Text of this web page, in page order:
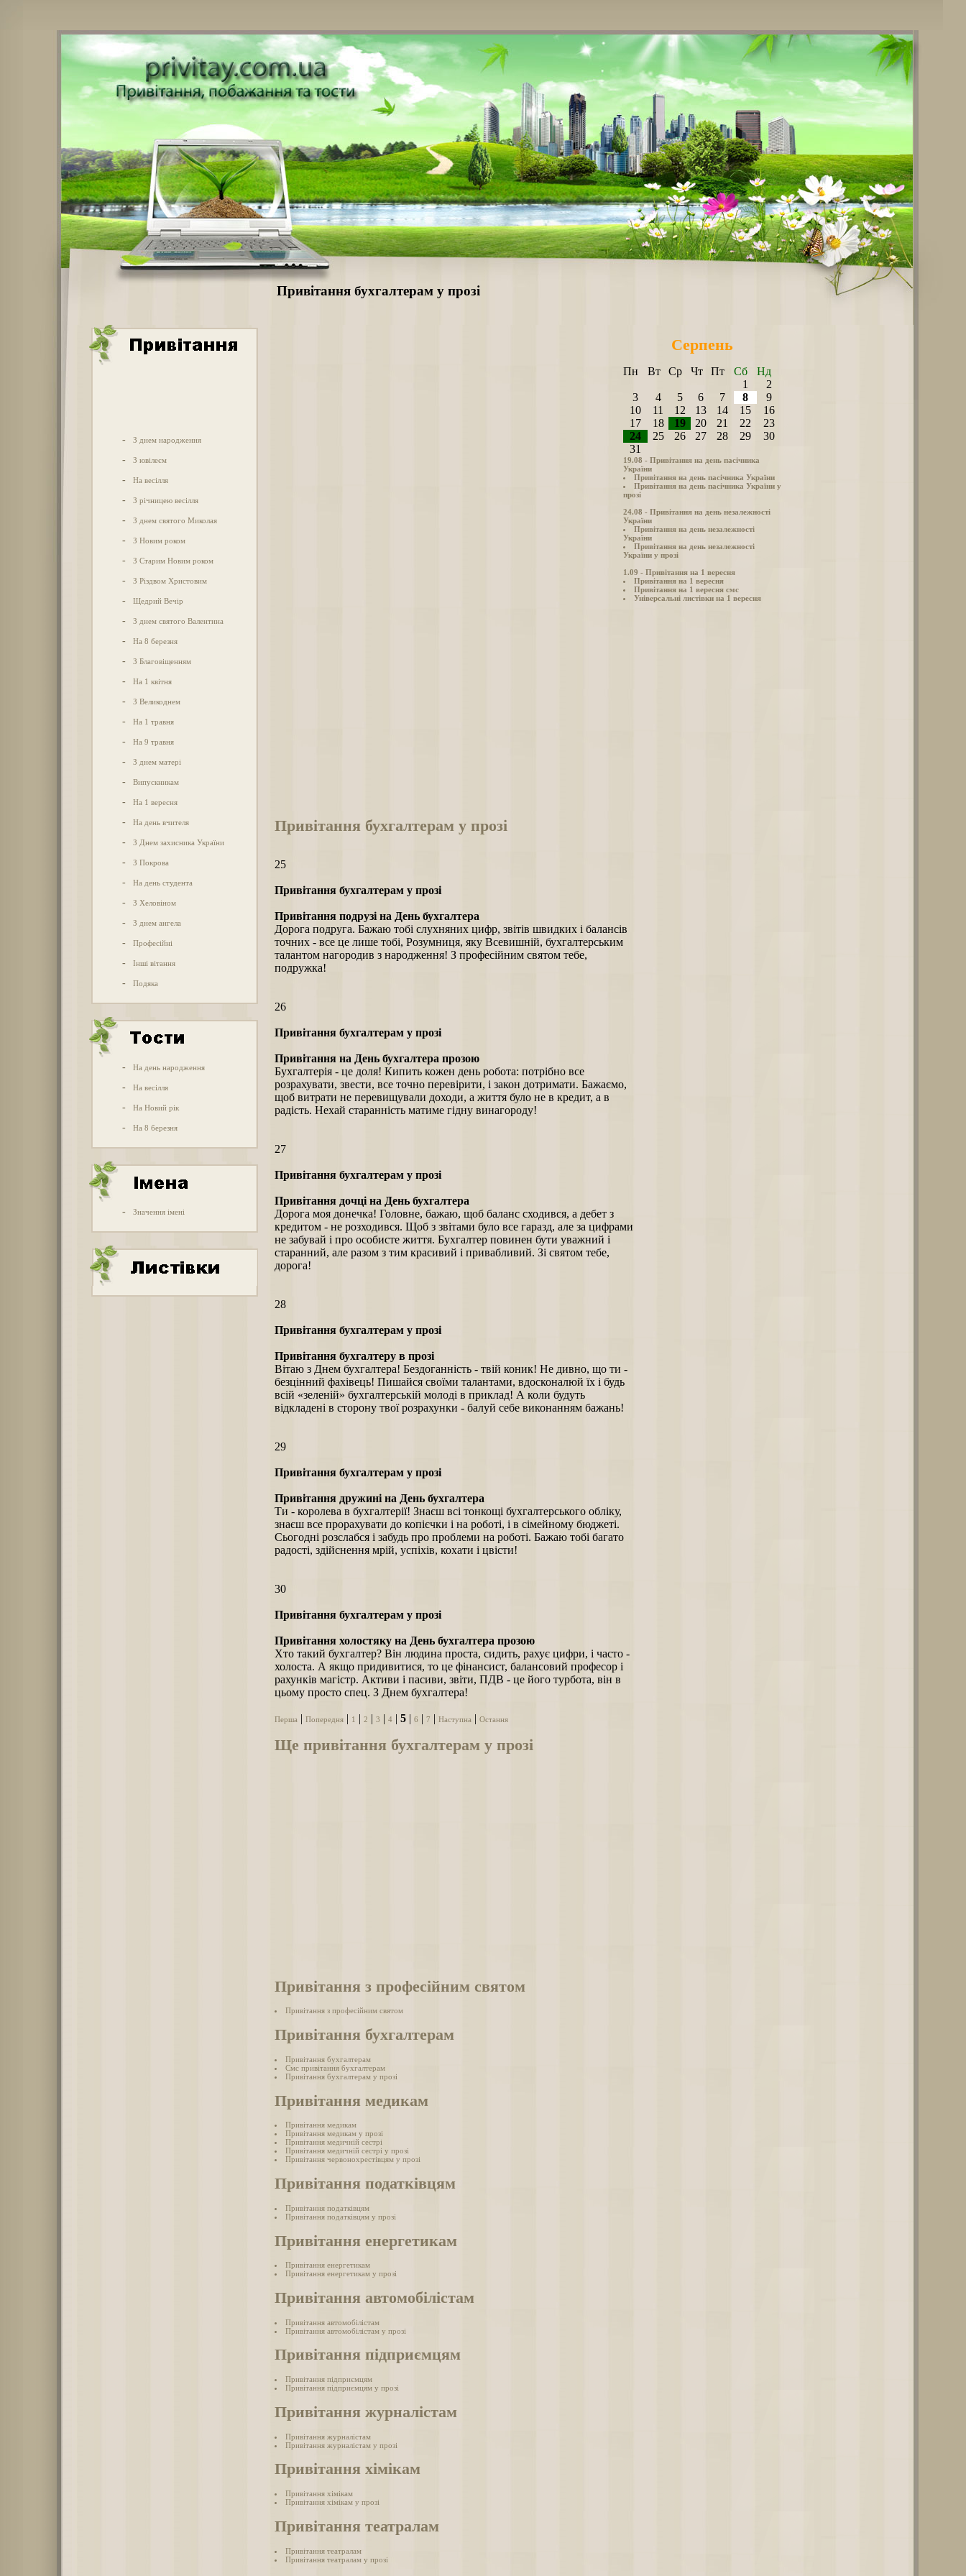
Привітання бухгалтерам у прозі
- З днем народження
- З ювілеєм
- На весілля
- З річницею весілля
- З днем святого Миколая
- З Новим роком
- З Старим Новим роком
- З Різдвом Христовим
- Щедрий Вечір
- З днем святого Валентина
- На 8 березня
- З Благовіщенням
- На 1 квітня
- З Великоднем
- На 1 травня
- На 9 травня
- З днем матері
- Випускникам
- На 1 вересня
- На день вчителя
- З Днем захисника України
- З Покрова
- На день студента
- З Хеловіном
- З днем ангела
- Професійні
- Інші вітання
- Подяка
- На день народження
- На весілля
- На Новий рік
- На 8 березня
- Значення імені
Серпень
Пн Вт Ср Чт Пт Сб
Нд
1
2
3
4 5 6 7 8
9
10
11 12 13 14 15
16
17
18 19 20 21 22
23
24
25 26 27 28 29
30
31
19.08 - Привітання на день пасічника
України
Привітання на день пасічника України
Привітання на день пасічника України у
прозі
24.08 - Привітання на день незалежності
України
Привітання на день незалежності
України
Привітання на день незалежності
України у прозі
1.09 - Привітання на 1 вересня
Привітання на 1 вересня
Привітання на 1 вересня смс
Універсальні листівки на 1 вересня
Привітання бухгалтерам у прозі
25
Привітання бухгалтерам у прозі
Привітання подрузі на День бухгалтера
Дорога подруга. Бажаю тобі слухняних цифр, звітів швидких і балансів
точних - все це лише тобі, Розумниця, яку Всевишній, бухгалтерським
талантом нагородив з народження! З професійним святом тебе,
подружка!
26
Привітання бухгалтерам у прозі
Привітання на День бухгалтера прозою
Бухгалтерія - це доля! Кипить кожен день робота: потрібно все
розрахувати, звести, все точно перевірити, і закон дотримати. Бажаємо,
щоб витрати не перевищували доходи, а життя було не в кредит, а в
радість. Нехай старанність матиме гідну винагороду!
27
Привітання бухгалтерам у прозі
Привітання дочці на День бухгалтера
Дорога моя донечка! Головне, бажаю, щоб баланс сходився, а дебет з
кредитом - не розходився. Щоб з звітами було все гаразд, але за цифрами
не забувай і про особисте життя. Бухгалтер повинен бути уважний і
старанний, але разом з тим красивий і привабливий. Зі святом тебе,
дорога!
28
Привітання бухгалтерам у прозі
Привітання бухгалтеру в прозі
Вітаю з Днем бухгалтера! Бездоганність - твій коник! Не дивно, що ти -
безцінний фахівець! Пишайся своїми талантами, вдосконалюй їх і будь
всій «зеленій» бухгалтерській молоді в приклад! А коли будуть
відкладені в сторону твої розрахунки - балуй себе виконанням бажань!
29
Привітання бухгалтерам у прозі
Привітання дружині на День бухгалтера
Ти - королева в бухгалтерії! Знаєш всі тонкощі бухгалтерського обліку,
знаєш все прорахувати до копієчки і на роботі, і в сімейному бюджеті.
Сьогодні розслабся і забудь про проблеми на роботі. Бажаю тобі багато
радості, здійснення мрій, успіхів, кохати і цвісти!
30
Привітання бухгалтерам у прозі
Привітання холостяку на День бухгалтера прозою
Хто такий бухгалтер? Він людина проста, сидить, рахує цифри, і часто -
холоста. А якщо придивитися, то це фінансист, балансовий професор і
рахунків магістр. Активи і пасиви, звіти, ПДВ - це його турбота, він в
цьому просто спец. З Днем бухгалтера!
Перша Попередня 1 2 3 4 5 6 7 Наступна Остання
Ще привітання бухгалтерам у прозі
Привітання з професійним святом
Привітання з професійним святом
Привітання бухгалтерам
Привітання бухгалтерам
Смс привітання бухгалтерам
Привітання бухгалтерам у прозі
Привітання медикам
Привітання медикам
Привітання медикам у прозі
Привітання медичній сестрі
Привітання медичній сестрі у прозі
Привітання червонохрестівцям у прозі
Привітання податківцям
Привітання податківцям
Привітання податківцям у прозі
Привітання енергетикам
Привітання енергетикам
Привітання енергетикам у прозі
Привітання автомобілістам
Привітання автомобілістам
Привітання автомобілістам у прозі
Привітання підприємцям
Привітання підприємцям
Привітання підприємцям у прозі
Привітання журналістам
Привітання журналістам
Привітання журналістам у прозі
Привітання хімікам
Привітання хімікам
Привітання хімікам у прозі
Привітання театралам
Привітання театралам
Привітання театралам у прозі